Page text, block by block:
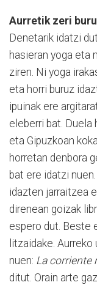
Aurretik zeri
Denetarik idatzi
hasieran yoga eta
ziren. Ni yoga
eta horri buruz
ipuinak ere
eleberri bat. Duela
eta Gipuzkoan
horretan denbora
bat ere idatzi
idazten jarraitzea
direnean goizak
espero dut. Beste
litzaidake.
nuen: La corriente
ditut. Orain arte